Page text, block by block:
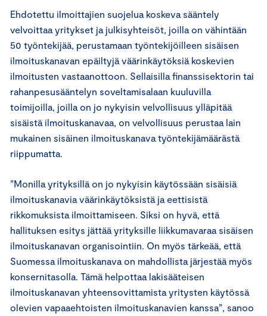
Ehdotettu ilmoittajien suojelua koskeva sääntely
velvoittaa yritykset ja julkisyhteisöt, joilla on vähintään
50 työntekijää, perustamaan työntekijöilleen sisäisen
ilmoituskanavan epäiltyjä väärinkäytöksiä koskevien
ilmoitusten vastaanottoon. Sellaisilla finanssisektorin tai
rahanpesusääntelyn soveltamisalaan kuuluvilla
toimijoilla, joilla on jo nykyisin velvollisuus ylläpitää
sisäistä ilmoituskanavaa, on velvollisuus perustaa lain
mukainen sisäinen ilmoituskanava työntekijämäärästä
riippumatta.
”Monilla yrityksillä on jo nykyisin käytössään sisäisiä
ilmoituskanavia väärinkäytöksistä ja eettisistä
rikkomuksista ilmoittamiseen. Siksi on hyvä, että
hallituksen esitys jättää yrityksille liikkumavaraa sisäisen
ilmoituskanavan organisointiin. On myös tärkeää, että
Suomessa ilmoituskanava on mahdollista järjestää myös
konsernitasolla. Tämä helpottaa lakisääteisen
ilmoituskanavan yhteensovittamista yritysten käytössä
olevien vapaaehtoisten ilmoituskanavien kanssa”, sanoo